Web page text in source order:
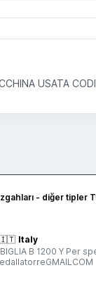
USATA
- diğer tipler
Italy
BIGLIA B 1200 Y Per